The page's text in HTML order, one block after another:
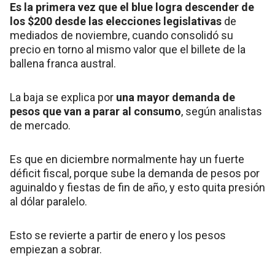
Es la primera vez que el blue logra descender de
los $200 desde las elecciones legislativas de
mediados de noviembre, cuando consolidó su
precio en torno al mismo valor que el billete de la
ballena franca austral.
La baja se explica por una mayor demanda de
pesos que van a parar al consumo, según analistas
de mercado.
Es que en diciembre normalmente hay un fuerte
déficit fiscal, porque sube la demanda de pesos por
aguinaldo y fiestas de fin de año, y esto quita presión
al dólar paralelo.
Esto se revierte a partir de enero y los pesos
empiezan a sobrar.